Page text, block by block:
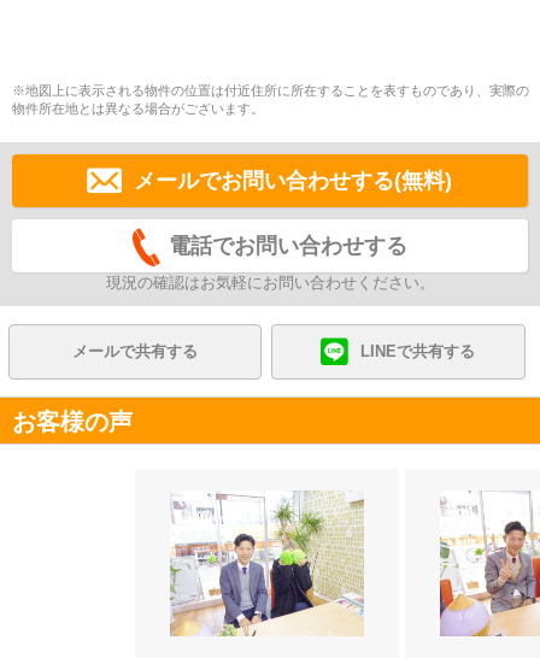
※地図上に表示される物件の位置は付近住所に所在することを表すものであり、実際の
物件所在地とは異なる場合がございます。
メールでお問い合わせする(無料)
電話でお問い合わせする
現況の確認はお気軽にお問い合わせください。
メールで共有する LINEで共有する
お客様の声